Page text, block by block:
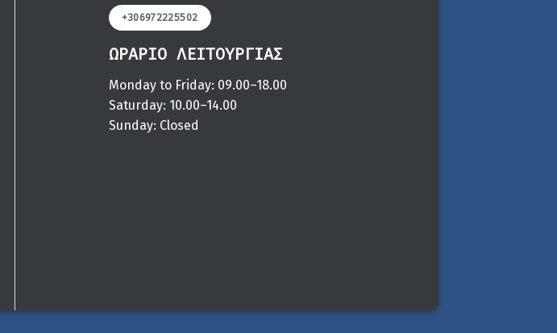
+306972225502
ΩΡΑΡΙΟ ΛΕΙΤΟΥΡΓΙΑΣ
Monday to Friday: 09.00–18.00
Saturday: 10.00–14.00
Sunday: Closed